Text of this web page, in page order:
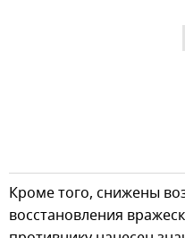
Кроме того, снижены
восстановления